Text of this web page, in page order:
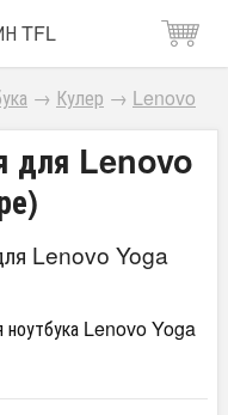
TFL
→ Кулер → Lenovo
для Lenovo
Lenovo Yoga
ноутбука Lenovo Yoga